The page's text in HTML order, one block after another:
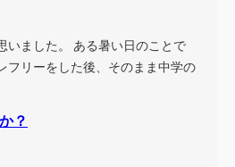
いました。 ある暑い日のことで
フリーをした後、そのまま中学の
？